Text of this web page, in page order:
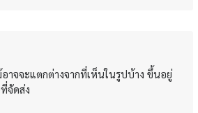
าจจะแตกต่างจากที่เห็นในรูปบ้าง ขึ้นอยู่
จัดส่ง